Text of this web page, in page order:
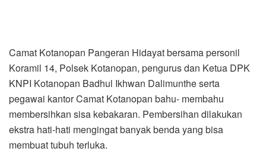
Camat Kotanopan Pangeran Hidayat bersama personil
Koramil 14, Polsek Kotanopan, pengurus dan Ketua DPK
KNPI Kotanopan Badhul Ikhwan Dalimunthe serta
pegawai kantor Camat Kotanopan bahu- membahu
membersihkan sisa kebakaran. Pembersihan dilakukan
ekstra hati-hati mengingat banyak benda yang bisa
membuat tubuh terluka.